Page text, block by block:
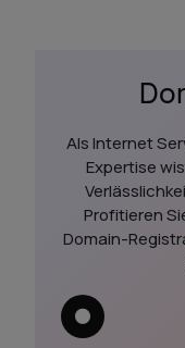
Als Internet
Expertise
Profitieren
Domain-